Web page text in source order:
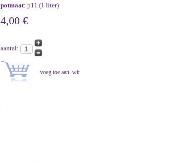
potmaat: p11 (1 liter)
4,00 €
aantal: